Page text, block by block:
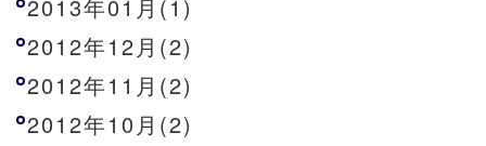
2013年01月(1)
2012年12月(2)
2012年11月(2)
2012年10月(2)